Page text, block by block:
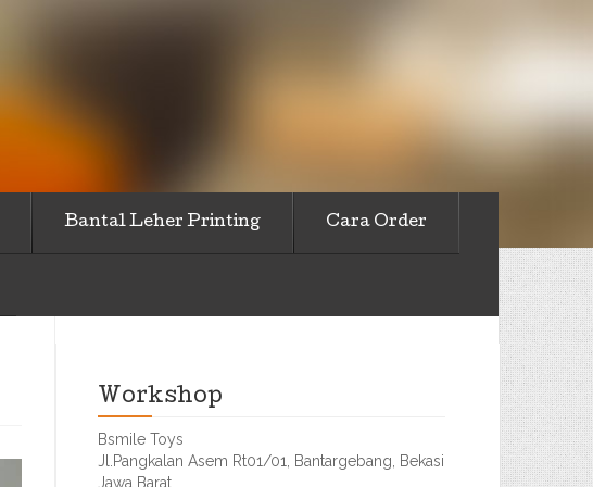
Bantal Leher Printing Cara Order
Workshop
Bsmile Toys
Jl.Pangkalan Asem Rt01/01, Bantargebang, Bekasi
Jawa Barat